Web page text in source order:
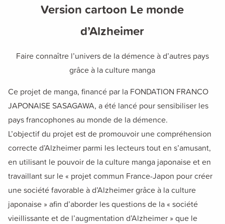
新しい世界を目指す旅の仲間になろう
FACILITATOR
A.I.
認知症世界のせんぱいに相談しよう
MNTI
自分の認知機能の凸凹を知ろう
EXHIBITION
認知症世界を身体全体で体験しよう
SUPPORTERS
Version cartoon Le monde
d’Alzheimer
Faire connaître l’univers de la démence à d’autres pays
grâce à la culture manga
Ce projet de manga, financé par la FONDATION FRANCO
JAPONAISE SASAGAWA, a été lancé pour sensibiliser les
pays francophones au monde de la démence.
L’objectif du projet est de promouvoir une compréhension
correcte d’Alzheimer parmi les lecteurs tout en s’amusant,
en utilisant le pouvoir de la culture manga japonaise et en
travaillant sur le « projet commun France-Japon pour créer
une société favorable à d’Alzheimer grâce à la culture
japonaise » afin d’aborder les questions de la « société
vieillissante et de l’augmentation d’Alzheimer » que le